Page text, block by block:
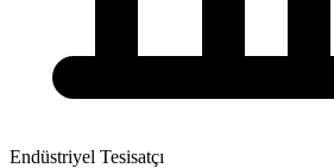
Endüstriyel Tesisatçı